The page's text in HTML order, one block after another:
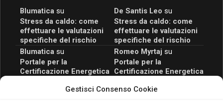
Gestisci Consenso Cookie
Blumaticasu
Stress da caldo: come
effettuare le valutazioni
specifiche del rischio
De Santis Leo su
Stress da caldo: come
effettuare le valutazioni
specifiche del rischio
Blumaticasu
Portale per la
Certificazione Energetica
scopri il Corso Blumatica
Romeo Myrtaj su
Portale per la
Certificazione Energetica
scopri il Corso Blumatica